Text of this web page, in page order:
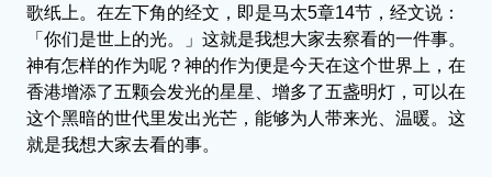
歌纸上。在左下角的经文，即是马太5章14节，经文说：
「你们是世上的光。」这就是我想大家去察看的一件事。
神有怎样的作为呢？神的作为便是今天在这个世界上，在
香港增添了五颗会发光的星星、增多了五盏明灯，可以在
这个黑暗的世代里发出光芒，能够为人带来光、温暖。这
就是我想大家去看的事。